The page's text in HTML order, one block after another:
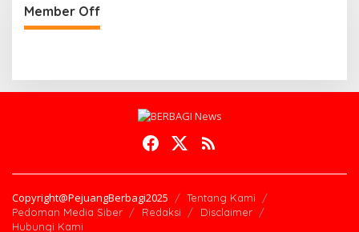
Member Off
Copyright@PejuangBerbagi2025
Tentang Kami
Pedoman Media Siber
Redaksi
Disclaimer
Hubungi Kami